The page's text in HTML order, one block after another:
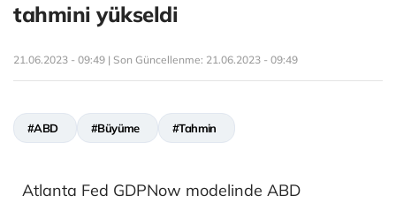
tahmini yükseldi
21.06.2023 - 09:49 | Son Güncellenme: 21.06.2023 - 09:49
#ABD #Büyüme #Tahmin
Atlanta Fed GDPNow modelinde ABD